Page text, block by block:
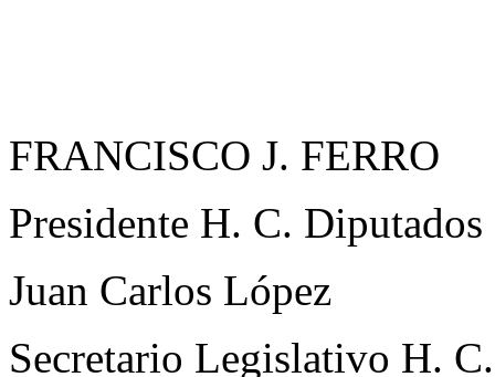
FRANCISCO J. FERRO
Presidente H. C. Diputados
Juan Carlos López
Secretario Legislativo H.